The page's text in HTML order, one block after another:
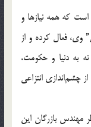
که‌ همه‌ نیازها و
وی، فعال‌ کرده‌ و از
به‌ دنیا و حکومت،
چشم‌اندازی‌ انتزاعی‌
مهندس‌ بازرگان‌ این‌